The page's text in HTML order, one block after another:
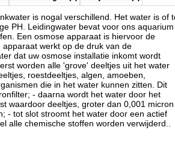
from:Aquariumonderdelen.nl 2026-08-24
1
is nogal verschillend. Het water is of
PH. Leidingwater bevat voor ons aquarium
Een osmose apparaat is hiervoor de
werkt op de druk van de
dat uw osmose installatie inkomt wordt
worden alle 'grove' deeltjes uit het water
roestdeeltjes, algen, amoeben,
die in het water kunnen zitten. Dit
- daarna wordt het water door het
waardoor deeltjes, groter dan 0,001 micron
- tot slot stroomt het water door een actief
alle chemische stoffen worden verwijderd..